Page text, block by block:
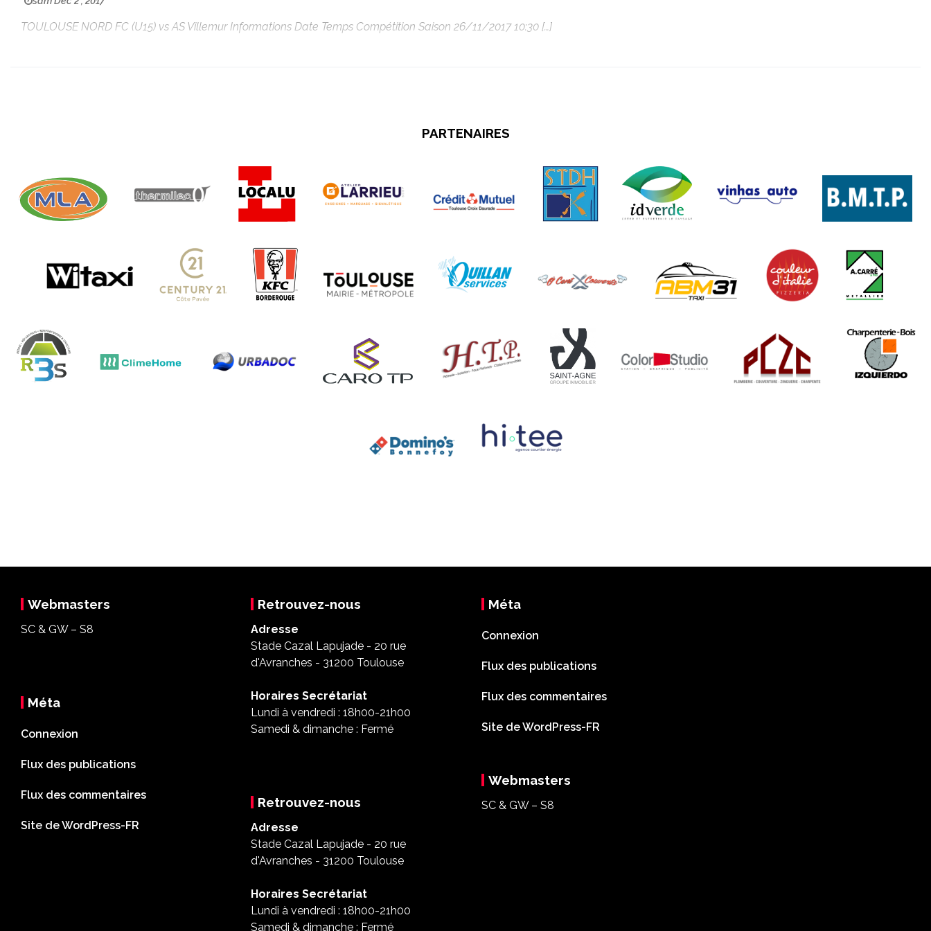
TOULOUSE NORD FC (U15) vs AS Villemur Informations Date Temps Compétition Saison 26/11/2017 10:30 […]
PARTENAIRES
Webmasters
SC & GW – S8
Méta
Connexion
Flux des publications
Flux des commentaires
Site de WordPress-FR
Retrouvez-nous
Adresse
Stade Cazal Lapujade - 20 rue
d'Avranches - 31200 Toulouse
Horaires Secrétariat
Lundi à vendredi : 18h00-21h00
Samedi & dimanche : Fermé
Retrouvez-nous
Adresse
Stade Cazal Lapujade - 20 rue
d'Avranches - 31200 Toulouse
Horaires Secrétariat
Lundi à vendredi : 18h00-21h00
Samedi & dimanche : Fermé
Méta
Connexion
Flux des publications
Flux des commentaires
Site de WordPress-FR
Webmasters
SC & GW – S8